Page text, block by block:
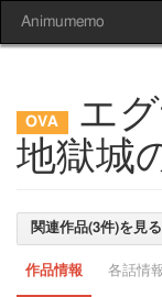
Animumemo
エグ
地獄城
関連作品(3件)を見る
作品情報 各話情